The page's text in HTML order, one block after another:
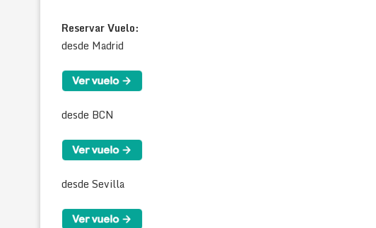
Reservar Vuelo:
desde Madrid
desde BCN
desde Sevilla